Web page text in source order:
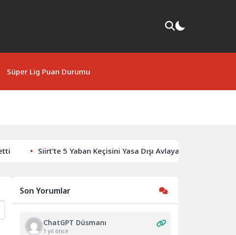
Süper Lig Puan Durumu
Siirt’te 5 Yaban Keçisini Yasa Dışı Avlayanlara Ceza Kesildi
Son Yorumlar
ChatGPT Düsmanı
1 yıl önce